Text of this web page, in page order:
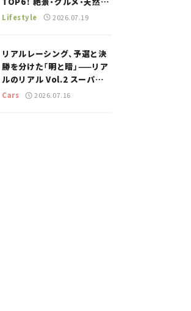
ーラーなど、避暑におすすめ
Lifestyle 2026.07.19
リアルレーシング、予選と決
勝を分けた「明と暗」——リア
ルのリアル Vol.2 スーパー
GT 2026開幕戦 岡山国際サ
Cars 2026.07.16